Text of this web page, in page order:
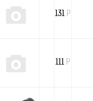
131 Р
111 Р